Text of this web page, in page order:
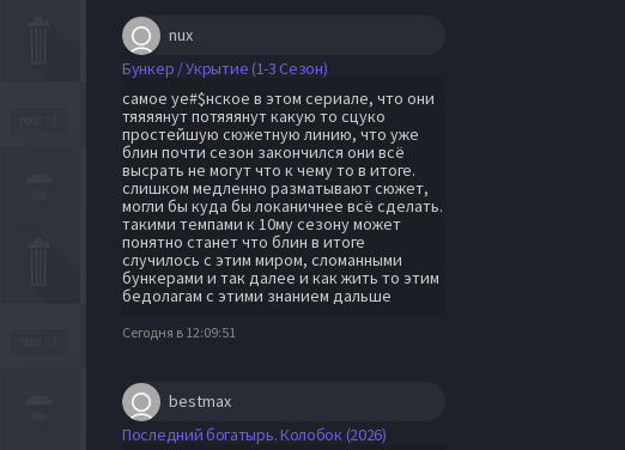
nux
Бункер / Укрытие (1-3 Сезон)
самое уе#$нское в этом сериале, что они
тяяяянут потяяянут какую то сцуко
простейшую сюжетную линию, что уже
блин почти сезон закончился они всё
высрать не могут что к чему то в итоге.
слишком медленно разматывают сюжет,
могли бы куда бы локаничнее всё сделать.
такими темпами к 10му сезону может
понятно станет что блин в итоге
случилось с этим миром, сломанными
бункерами и так далее и как жить то этим
бедолагам с этими знанием дальше
Сегодня в 12:09:51
bestmax
Последний богатырь. Колобок (2026)